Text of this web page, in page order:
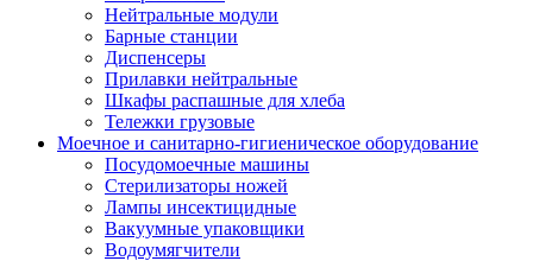
Нейтральные модули
Барные станции
Диспенсеры
Прилавки нейтральные
Шкафы распашные для хлеба
Тележки грузовые
Моечное и санитарно-гигиеническое оборудование
Посудомоечные машины
Стерилизаторы ножей
Лампы инсектицидные
Вакуумные упаковщики
Водоумягчители